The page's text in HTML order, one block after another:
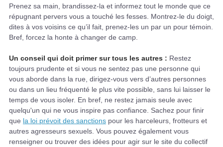
Prenez sa main, brandissez-la et informez tout le monde que ce
répugnant pervers vous a touché les fesses. Montrez-le du doigt,
dites à vos voisins ce qu’il fait, prenez-les un par un pour témoin.
Bref, forcez la honte à changer de camp.
Un conseil qui doit primer sur tous les autres : Restez
toujours prudente et si vous ne sentez pas une personne qui
vous aborde dans la rue, dirigez-vous vers d’autres personnes
ou dans un lieu fréquenté le plus vite possible, sans lui laisser le
temps de vous isoler. En bref, ne restez jamais seule avec
quelqu'un qui ne vous inspire pas confiance. Sachez pour finir
que la loi prévoit des sanctions pour les harceleurs, frotteurs et
autres agresseurs sexuels. Vous pouvez également vous
renseigner ou trouver des idées pour agir sur le site du collectif